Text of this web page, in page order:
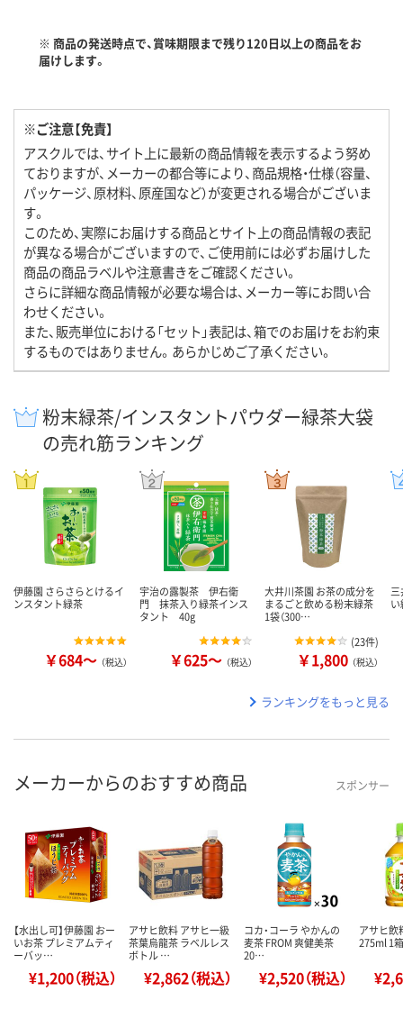
※ 商品の発送時点で、賞味期限まで残り120日以上の商品をお
届けします。
※ご注意【免責】
アスクルでは、サイト上に最新の商品情報を表示するよう努め
ておりますが、メーカーの都合等により、商品規格・仕様（容量、
パッケージ、原材料、原産国など）が変更される場合がございま
す。
このため、実際にお届けする商品とサイト上の商品情報の表記
が異なる場合がございますので、ご使用前には必ずお届けした
商品の商品ラベルや注意書きをご確認ください。
さらに詳細な商品情報が必要な場合は、メーカー等にお問い合
わせください。
また、販売単位における「セット」表記は、箱でのお届けをお約束
するものではありません。あらかじめご了承ください。
粉末緑茶/インスタントパウダー緑茶大袋
の売れ筋ランキング
伊藤園 さらさらとけるイ
ンスタント緑茶
￥684～ （税込）
宇治の露製茶 伊右衛
門 抹茶入り緑茶インス
タント 40g
￥625～ （税込）
大井川茶園 お茶の成分を
まるごと飲める粉末緑茶
1袋（300…
(23件)
￥1,800 （税込）
ランキングをもっと見る
メーカーからのおすすめ商品 スポンサー
【水出し可】伊藤園 おー
いお茶 プレミアムティ
ーバッ…
¥1,200（税込）
アサヒ飲料 アサヒ一級
茶葉烏龍茶 ラベルレス
ボトル …
¥2,862（税込）
コカ・コーラ やかんの
麦茶 FROM 爽健美茶
20…
¥2,520（税込）
アサヒ飲
275ml 1箱